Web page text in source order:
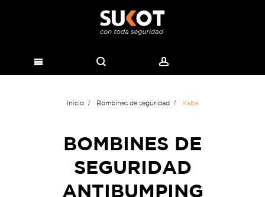
Inicio Bombines de seguridad Kaba
BOMBINES DE
SEGURIDAD
ANTIBUMPING